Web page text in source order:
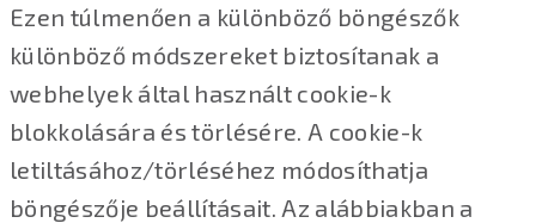
Ezen túlmenően a különböző böngészők
különböző módszereket biztosítanak a
webhelyek által használt cookie-k
blokkolására és törlésére. A cookie-k
letiltásához/törléséhez módosíthatja
böngészője beállításait. Az alábbiakban a